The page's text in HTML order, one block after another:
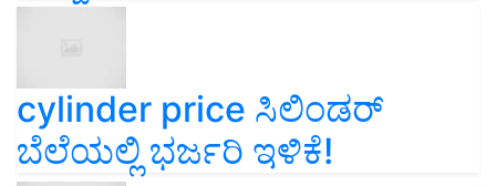
cylinder price ಸಿಲಿಂಡರ್‌
ಬೆಲೆಯಲ್ಲಿ ಭರ್ಜರಿ ಇಳಿಕೆ!